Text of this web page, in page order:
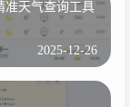
准天气查询工具
2025-12-26